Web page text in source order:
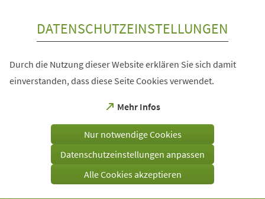
DATENSCHUTZEINSTELLUNGEN
Durch die Nutzung dieser Website erklären Sie sich damit
einverstanden, dass diese Seite Cookies verwendet.
Mehr Infos
(Öffnet
einem
Tab)
Nur notwendige Cookies
Datenschutzeinstellungen anpassen
Alle Cookies akzeptieren